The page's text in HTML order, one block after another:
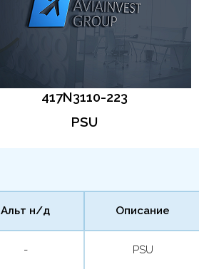
417N3110-223
PSU
Альт н/д
-
Описание
PSU